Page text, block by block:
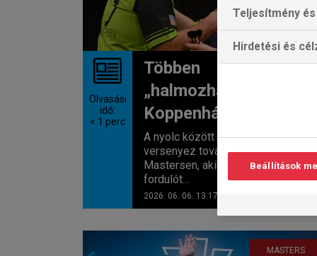
Olvasási
idő:
< 1 perc
Többen
„halmozhatnak”
Koppenhágában
A nyolc között hat olyan dartsos
versenyez tovább a Nordic
Mastersen, akik már nyert WSD-
fordulót...
2026. 06. 06. 13:17
MASTERS
Teljesítmény
Hirdetési és
Beállítások